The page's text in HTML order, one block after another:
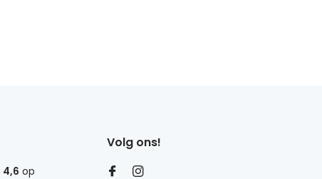
4,6 op
Volg ons!